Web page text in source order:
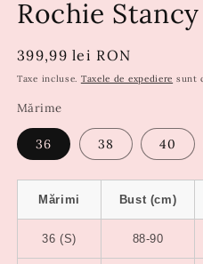
Rochie
Preț
obișnuit
399,99 lei RON
Taxe incluse. Taxele de expediere sunt
Mărime
36 38 40
Mărimi Bust (cm)
36 (S) 88-90